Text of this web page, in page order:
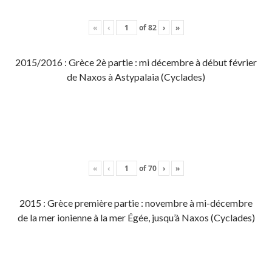
« ‹ of82 › »
2015/2016 : Grèce 2è partie : mi décembre à début février
de Naxos à Astypalaia (Cyclades)
« ‹ of70 › »
2015 : Grèce première partie : novembre à mi-décembre
de la mer ionienne à la mer Égée, jusqu’à Naxos (Cyclades)